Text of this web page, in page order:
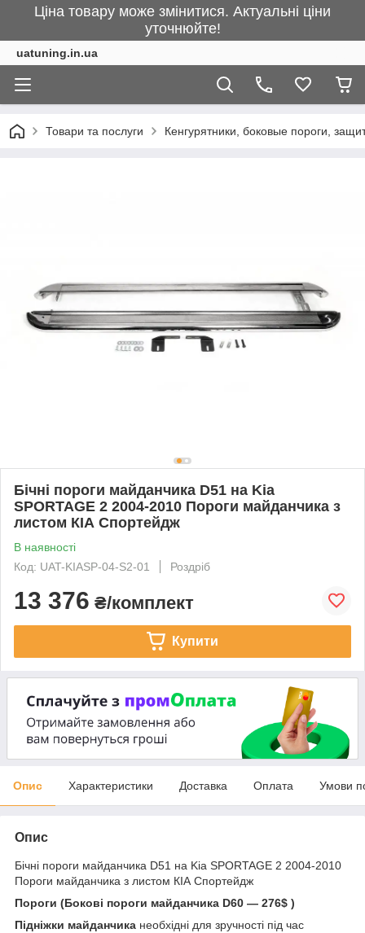
Ціна товару може змінитися. Актуальні ціни
уточнюйте!
uatuning.in.ua
Товари та послуги Кенгурятники, боковые пороги,
Бічні пороги майданчика D51 на Kia
SPORTAGE 2 2004-2010 Пороги майданчика з
листом КІА Спортейдж
В наявності
Код: UAT-KIASP-04-S2-01
Роздріб
13 376 ₴/комплект
Купити
Опис Характеристики Доставка Оплата Умови
Опис
Бічні пороги майданчика D51 на Kia SPORTAGE 2 2004-2010
Пороги майданчика з листом КІА Спортейдж
Пороги (Бокові пороги майданчика D60 — 276$ )
Підніжки майданчика необхідні для зручності під час